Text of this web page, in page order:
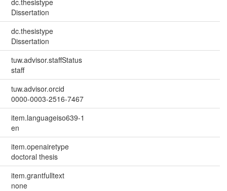
Dissertation
dc.thesistype
Dissertation
tuw.advisor.staffStatus
staff
tuw.advisor.orcid
0000-0003-2516-7467
item.languageiso639-1
en
item.openairetype
doctoral thesis
item.grantfulltext
none